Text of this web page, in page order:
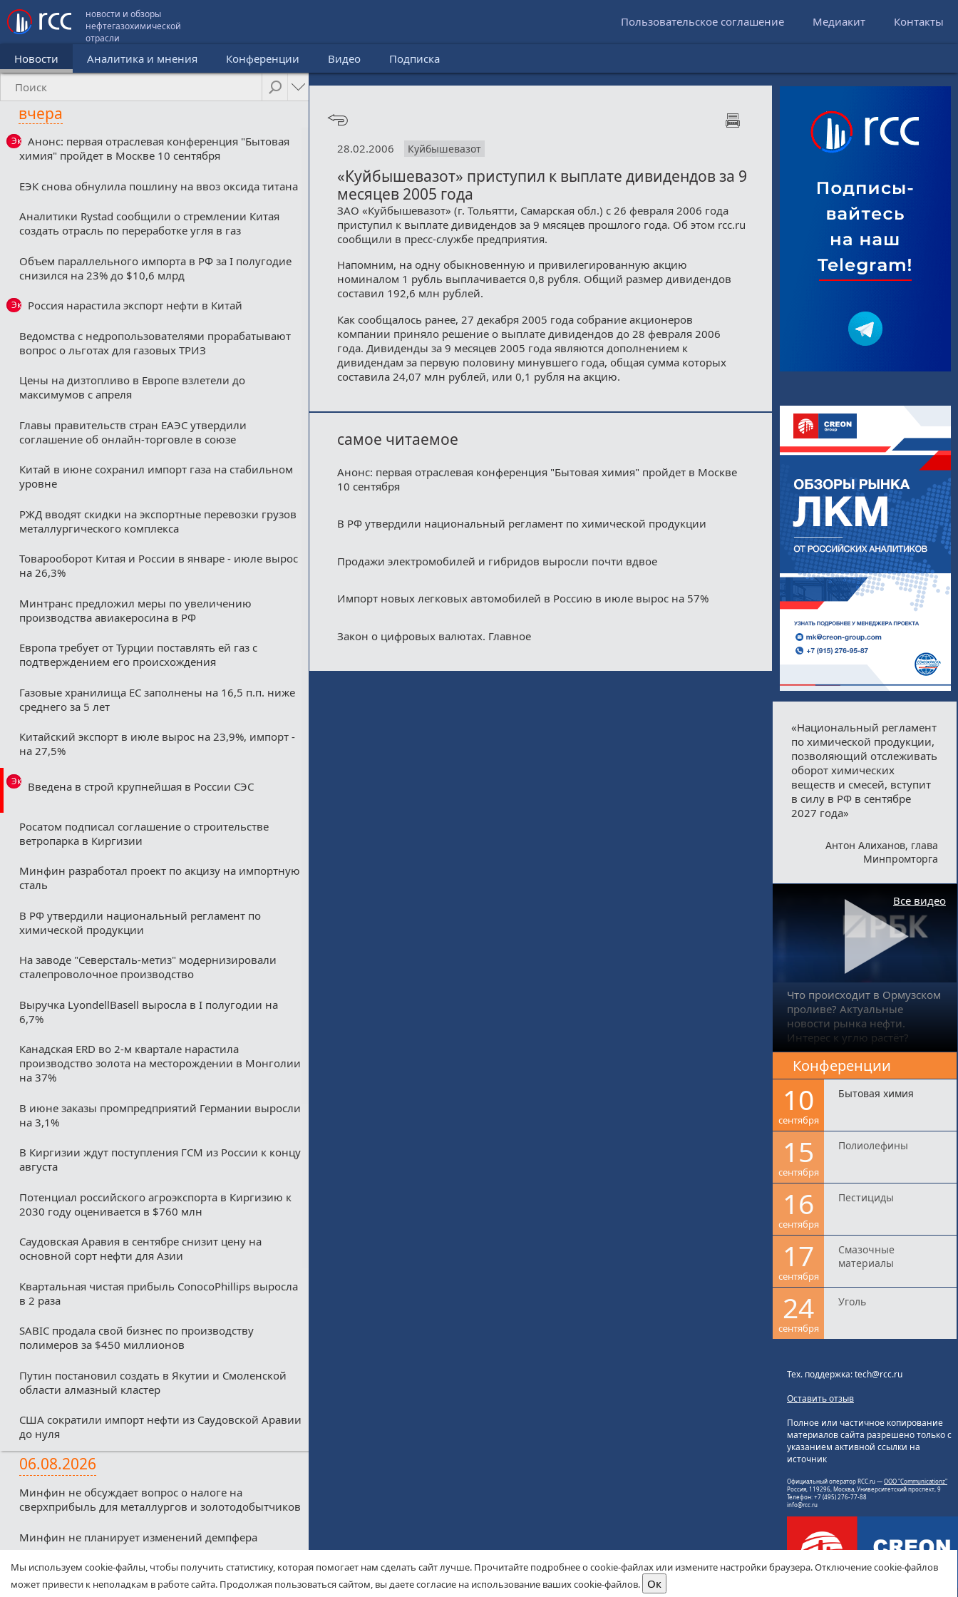
новости и обзоры
нефтегазохимической
отрасли
Пользовательское соглашение Медиакит Контакты
Новости Аналитика и мнения Конференции Видео Подписка
вчера
Эксклюзив
Анонс: первая отраслевая конференция "Бытовая
химия" пройдет в Москве 10 сентября
ЕЭК снова обнулила пошлину на ввоз оксида титана
Аналитики Rystad сообщили о стремлении Китая
создать отрасль по переработке угля в газ
Объем параллельного импорта в РФ за I полугодие
снизился на 23% до $10,6 млрд
Эксклюзив
Россия нарастила экспорт нефти в Китай
Ведомства с недропользователями прорабатывают
вопрос о льготах для газовых ТРИЗ
Цены на дизтопливо в Европе взлетели до
максимумов с апреля
Главы правительств стран ЕАЭС утвердили
соглашение об онлайн-торговле в союзе
Китай в июне сохранил импорт газа на стабильном
уровне
РЖД вводят скидки на экспортные перевозки грузов
металлургического комплекса
Товарооборот Китая и России в январе - июле вырос
на 26,3%
Минтранс предложил меры по увеличению
производства авиакеросина в РФ
Европа требует от Турции поставлять ей газ с
подтверждением его происхождения
Газовые хранилища ЕС заполнены на 16,5 п.п. ниже
среднего за 5 лет
Китайский экспорт в июле вырос на 23,9%, импорт -
на 27,5%
Эксклюзив
Введена в строй крупнейшая в России СЭС
Росатом подписал соглашение о строительстве
ветропарка в Киргизии
Минфин разработал проект по акцизу на импортную
сталь
В РФ утвердили национальный регламент по
химической продукции
На заводе "Северсталь-метиз" модернизировали
сталепроволочное производство
Выручка LyondellBasell выросла в I полугодии на
6,7%
Канадская ERD во 2-м квартале нарастила
производство золота на месторождении в Монголии
на 37%
В июне заказы промпредприятий Германии выросли
на 3,1%
В Киргизии ждут поступления ГСМ из России к концу
августа
Потенциал российского агроэкспорта в Киргизию к
2030 году оценивается в $760 млн
Саудовская Аравия в сентябре снизит цену на
основной сорт нефти для Азии
Квартальная чистая прибыль ConocoPhillips выросла
в 2 раза
SABIC продала свой бизнес по производству
полимеров за $450 миллионов
Путин постановил создать в Якутии и Смоленской
области алмазный кластер
США сократили импорт нефти из Саудовской Аравии
до нуля
06.08.2026
Минфин не обсуждает вопрос о налоге на
сверхприбыль для металлургов и золотодобытчиков
Минфин не планирует изменений демпфера
Минфин против любых налоговых льгот для малых
нефтекомпаний из-за дефицитного бюджета
28.02.2006 Куйбышевазот
«Куйбышевазот» приступил к выплате дивидендов за 9
месяцев 2005 года
ЗАО «Куйбышевазот» (г. Тольятти, Самарская обл.) с 26 февраля 2006 года
приступил к выплате дивидендов за 9 мясяцев прошлого года. Об этом rcc.ru
сообщили в пресс-службе предприятия.
Напомним, на одну обыкновенную и привилегированную акцию
номиналом 1 рубль выплачивается 0,8 рубля. Общий размер дивидендов
составил 192,6 млн рублей.
Как сообщалось ранее, 27 декабря 2005 года собрание акционеров
компании приняло решение о выплате дивидендов до 28 февраля 2006
года. Дивиденды за 9 месяцев 2005 года являются дополнением к
дивидендам за первую половину минувшего года, общая сумма которых
составила 24,07 млн рублей, или 0,1 рубля на акцию.
самое читаемое
Анонс: первая отраслевая конференция "Бытовая химия" пройдет в Москве
10 сентября
В РФ утвердили национальный регламент по химической продукции
Продажи электромобилей и гибридов выросли почти вдвое
Импорт новых легковых автомобилей в Россию в июле вырос на 57%
Закон о цифровых валютах. Главное
«Национальный регламент
по химической продукции,
позволяющий отслеживать
оборот химических
веществ и смесей, вступит
в силу в РФ в сентябре
2027 года»
Антон Алиханов, глава
Минпромторга
Что происходит в Ормузском
проливе? Актуальные
новости рынка нефти.
Интерес к углю растёт?
Все видео
Конференции
10
сентября
Бытовая химия
15
сентября
Полиолефины
16
сентября
Пестициды
17
сентября
Смазочные
материалы
24
сентября
Уголь
Тех. поддержка: tech@rcc.ru
Оставить отзыв
Полное или частичное копирование
материалов сайта разрешено только с
указанием активной ссылки на
источник
Официальный оператор RCC.ru —ООО "Communicationz"
Россия, 119296, Москва, Университетский проспект, 9
Телефон: +7 (495) 276-77-88
info@rcc.ru
Мы используем cookie-файлы, чтобы получить статистику, которая помогает нам сделать сайт лучше. Прочитайте подробнее о cookie-файлах или измените настройки браузера. Отключение cookie-файлов
может привести к неполадкам в работе сайта. Продолжая пользоваться сайтом, вы даете согласие на использование ваших cookie-файлов.